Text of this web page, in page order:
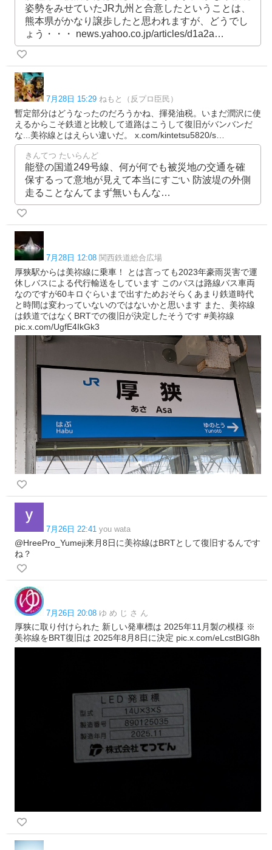
姿勢をみせていたJR九州と合意したということは、
熊本県がかなり譲歩したと思われますが、どうでし
ょう・・・ news.yahoo.co.jp/articles/d1a2a…
7月28日 15:29 ねもと（反プロ臣民）
暫定部分はどうなったのだろうかね、揮発油税。いまだ潤沢に使
えるからこそ鉄道と比較して道路はこうして復旧がバンバンだ
な...美祢線とはえらい違いだ。 x.com/kintetsu5820/s…
きんてつ たいらんど
能登の国道249号線、何が何でも被災地の交通を確
保するって意地が見えて本当にすごい 防波堤の外側
走ることなんてまず無いもんな…
7月28日 12:08 関西鉄道総合広場
厚狭駅からは美祢線に乗車！ とは言っても2023年豪雨災害で運
休しバスによる代行輸送をしています このバスは路線バス車両
なのですが60キロぐらいまで出すためおそらくあまり鉄道時代
と時間は変わっていないのではないかと思います また、美祢線
は鉄道ではなくBRTでの復旧が決定したそうです #美祢線
pic.x.com/UgfE4IkGk3
7月26日 22:41 you wata
@HreePro_Yumeji来月8日に美祢線はBRTとして復旧するんです
ね？
7月26日 20:08 ゆ め じ さ ん
厚狭に取り付けられた 新しい発車標は 2025年11月製の模様 ※
美祢線をBRT復旧は 2025年8月8日に決定 pic.x.com/eLcstBIG8h